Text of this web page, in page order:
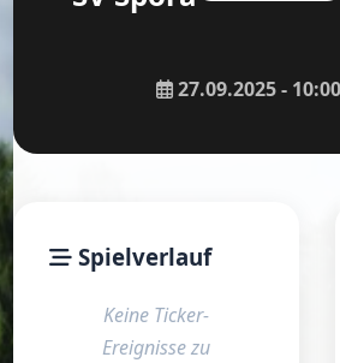
27.09.2025 -
Spielverlauf
Keine Ticker-
Ereignisse zu